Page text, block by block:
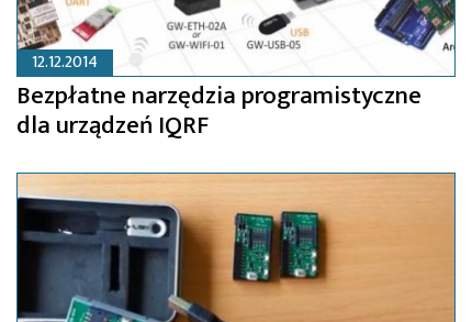
12.12.2014
Bezpłatne narzędzia programistyczne
dla urządzeń IQRF